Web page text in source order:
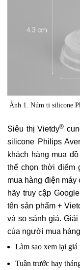
Ảnh 1. Núm ti silicone
Siêu thị Vietdy®
silicone Philips
khách hàng mua
thể chọn thời điểm
mua hàng điện
hãy truy cập
tên sản phẩm +
và so sánh giá.
của người mua
Làm sao xem lại giá
Tuần trước hay